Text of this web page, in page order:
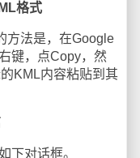
格式
法是，在Google
键，点Copy，然
KML内容粘贴到其
下对话框。